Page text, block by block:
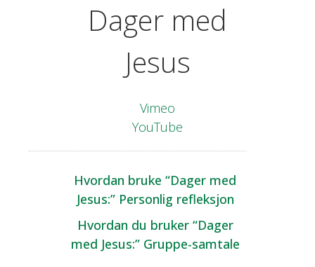
Dager med
Jesus
Vimeo
YouTube
Hvordan bruke “Dager med
Jesus:” Personlig refleksjon
Hvordan du bruker “Dager
med Jesus:” Gruppe-samtale